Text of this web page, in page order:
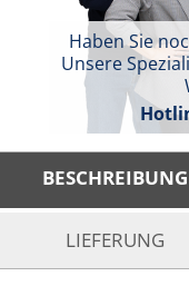
Haben Sie
Unsere
BESCHREIBUNG
LIEFERUNG